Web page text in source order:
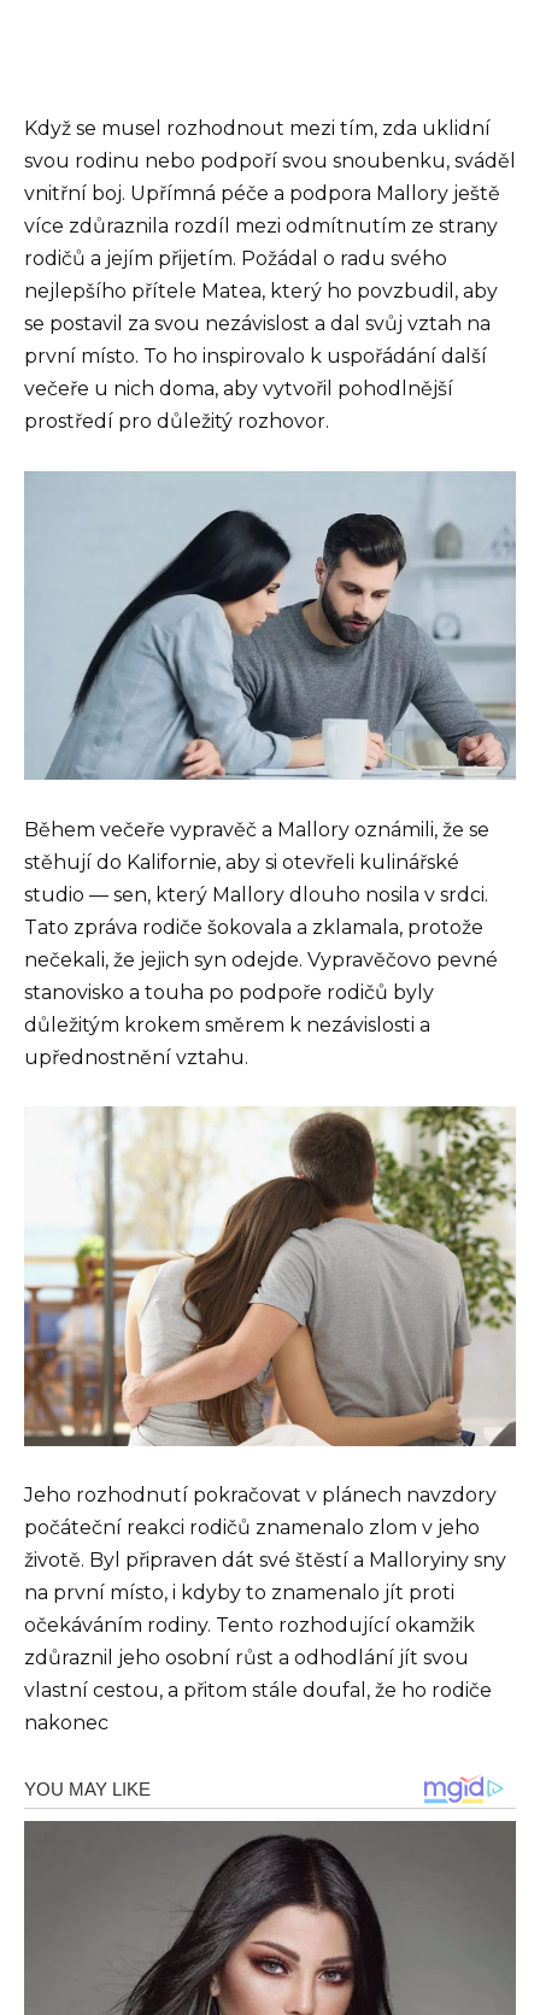
Když se musel rozhodnout mezi tím, zda uklidní
svou rodinu nebo podpoří svou snoubenku, sváděl
vnitřní boj. Upřímná péče a podpora Mallory ještě
více zdůraznila rozdíl mezi odmítnutím ze strany
rodičů a jejím přijetím. Požádal o radu svého
nejlepšího přítele Matea, který ho povzbudil, aby
se postavil za svou nezávislost a dal svůj vztah na
první místo. To ho inspirovalo k uspořádání další
večeře u nich doma, aby vytvořil pohodlnější
prostředí pro důležitý rozhovor.
Během večeře vypravěč a Mallory oznámili, že se
stěhují do Kalifornie, aby si otevřeli kulinářské
studio — sen, který Mallory dlouho nosila v srdci.
Tato zpráva rodiče šokovala a zklamala, protože
nečekali, že jejich syn odejde. Vypravěčovo pevné
stanovisko a touha po podpoře rodičů byly
důležitým krokem směrem k nezávislosti a
upřednostnění vztahu.
Jeho rozhodnutí pokračovat v plánech navzdory
počáteční reakci rodičů znamenalo zlom v jeho
životě. Byl připraven dát své štěstí a Malloryiny sny
na první místo, i kdyby to znamenalo jít proti
očekáváním rodiny. Tento rozhodující okamžik
zdůraznil jeho osobní růst a odhodlání jít svou
vlastní cestou, a přitom stále doufal, že ho rodiče
nakonec